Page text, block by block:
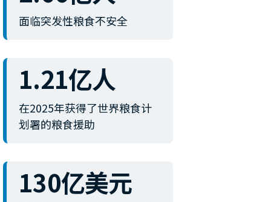
面临突发性粮食不安全
1.21亿人
在2025年获得了世界粮食计
划署的粮食援助
130亿美元